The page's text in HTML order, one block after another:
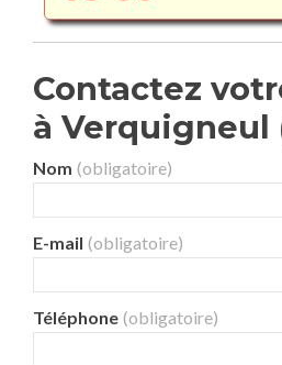
Contactez
à Verquigneul
Nom (obligatoire)
E-mail (obligatoire)
Téléphone (obligatoire)